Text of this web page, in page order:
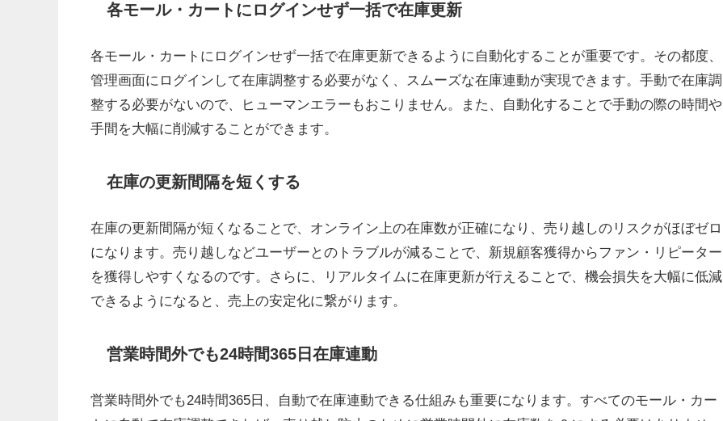
各モール・カートにログインせず一括で在庫更新
各モール・カートにログインせず一括で在庫更新できるように自動化することが重要です。その都度、
管理画面にログインして在庫調整する必要がなく、スムーズな在庫連動が実現できます。手動で在庫調
整する必要がないので、ヒューマンエラーもおこりません。また、自動化することで手動の際の時間や
手間を大幅に削減することができます。
在庫の更新間隔を短くする
在庫の更新間隔が短くなることで、オンライン上の在庫数が正確になり、売り越しのリスクがほぼゼロ
になります。売り越しなどユーザーとのトラブルが減ることで、新規顧客獲得からファン・リピーター
を獲得しやすくなるのです。さらに、リアルタイムに在庫更新が行えることで、機会損失を大幅に低減
できるようになると、売上の安定化に繋がります。
営業時間外でも24時間365日在庫連動
営業時間外でも24時間365日、自動で在庫連動できる仕組みも重要になります。すべてのモール・カー